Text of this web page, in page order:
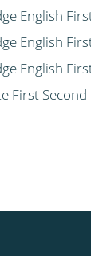
English
English
English
First Second